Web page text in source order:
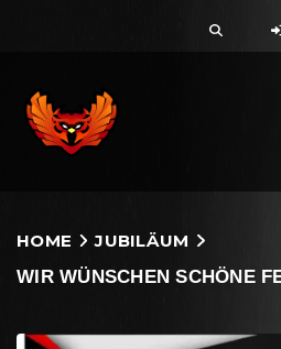
HOME
JUBILÄUM
WIR WÜNSCHEN SCHÖNE